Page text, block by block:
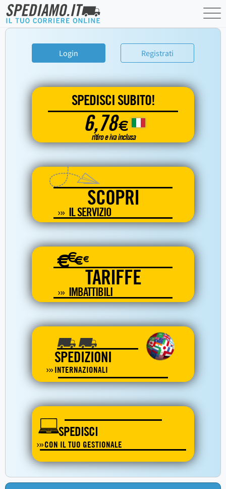
Login Registrati
SPEDISCI SUBITO!
6,78€
ritiro e iva inclusa
SCOPRI
IL SERVIZIO
€€€€
TARIFFE
IMBATTIBILI
SPEDIZIONI
INTERNAZIONALI
SPEDISCI
CON IL TUO GESTIONALE